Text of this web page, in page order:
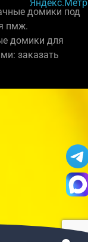
домики под
пмж.
домики для
заказать